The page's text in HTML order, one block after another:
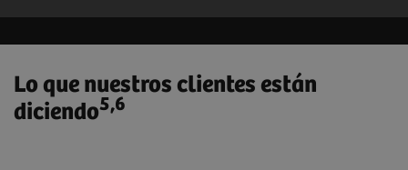
Lo que nuestros clientes están
diciendo5,6